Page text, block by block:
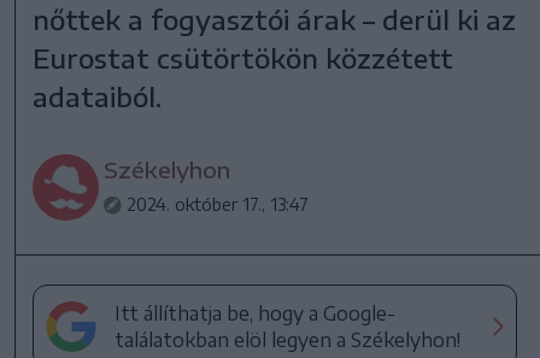
nőttek a fogyasztói árak – derül ki az
Eurostat csütörtökön közzétett
adataiból.
Székelyhon
2024. október 17., 13:47
Itt állíthatja be, hogy a Google-
találatokban elöl legyen a Székelyhon!